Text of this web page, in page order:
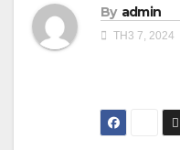
By admin
TH3 7, 2024